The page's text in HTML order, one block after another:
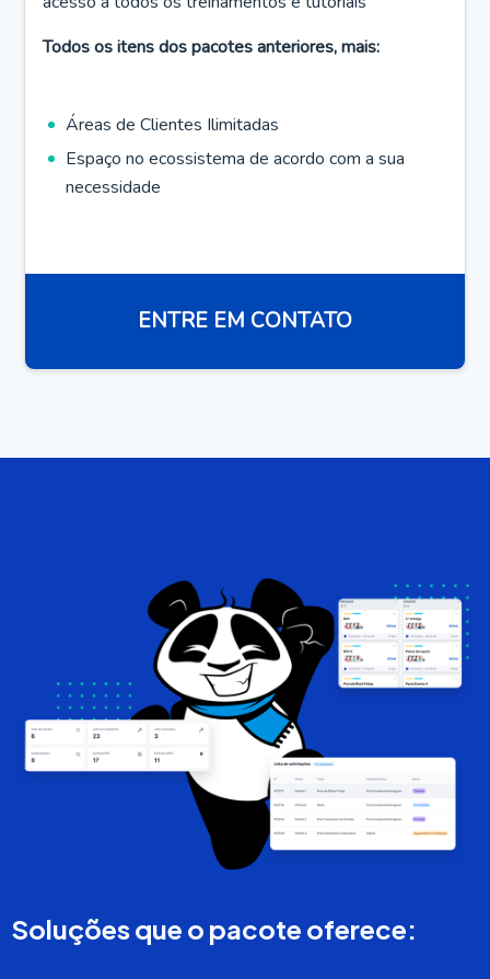
Todos os itens dos pacotes anteriores, mais:
Áreas de Clientes Ilimitadas
Espaço no ecossistema de acordo com a sua
necessidade
ENTRE EM CONTATO
Soluções que o pacote oferece: